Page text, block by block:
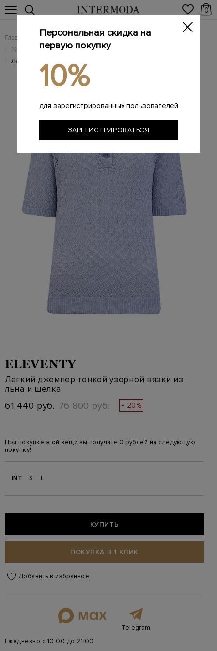
0
Главная Женщинам / Женская одежда
/ Женский трикотаж
/ Легкий джемпер тонкой узорной вязки из льна и шелка
ELEVENTY
Легкий джемпер тонкой узорной вязки из
льна и шелка
61 440 руб. 76 800 руб. - 20%
При покупке этой вещи вы получите 0 рублей на следующую
покупку!
INT S L
КУПИТЬ
ПОКУПКА В 1 КЛИК
Добавить в избранное
Telegram
Ежедневно с 10:00 до 21:00
Персональная скидка на
первую покупку
10%
для зарегистрированных пользователей
ЗАРЕГИСТРИРОВАТЬСЯ